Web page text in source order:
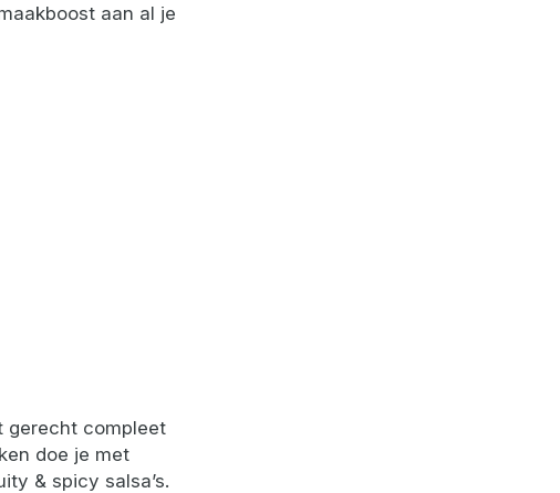
aan al je
gerecht compleet
doe je met
& spicy salsa’s.